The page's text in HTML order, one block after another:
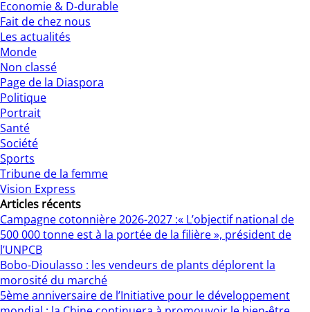
Economie & D-durable
Fait de chez nous
Les actualités
Monde
Non classé
Page de la Diaspora
Politique
Portrait
Santé
Société
Sports
Tribune de la femme
Vision Express
Articles récents
Campagne cotonnière 2026-2027 :« L’objectif national de
500 000 tonne est à la portée de la filière », président de
l’UNPCB
Bobo-Dioulasso : les vendeurs de plants déplorent la
morosité du marché
5ème anniversaire de l’Initiative pour le développement